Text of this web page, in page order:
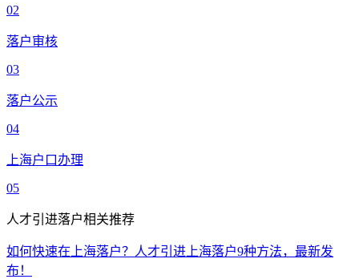
02
落户审核
03
落户公示
04
上海户口办理
05
人才引进落户相关推荐
如何快速在上海落户？人才引进上海落户9种方法，最新发
布！